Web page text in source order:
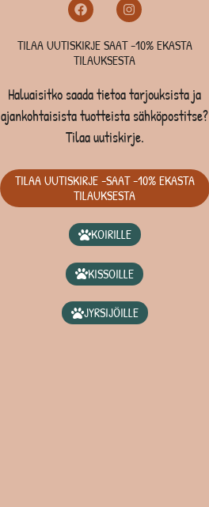
TILAA UUTISKIRJE SAAT -10% EKASTA
TILAUKSESTA
Haluaisitko saada tietoa tarjouksista ja
ajankohtaisista tuotteista sähköpostitse?
Tilaa uutiskirje.
TILAA UUTISKIRJE -SAAT -10% EKASTA
TILAUKSESTA
KOIRILLE
KISSOILLE
JYRSIJÖILLE